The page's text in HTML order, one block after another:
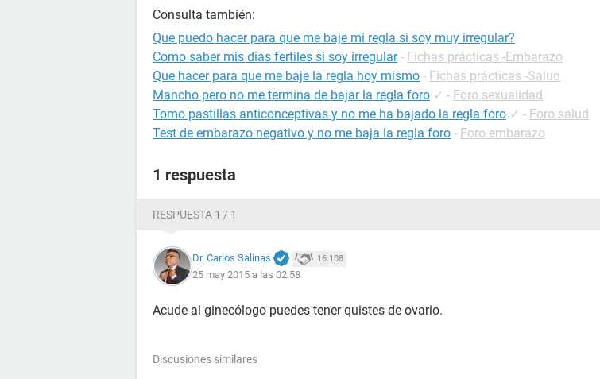
Consulta también:
Que puedo hacer para que me baje mi regla si soy muy irregular?
Como saber mis dias fertiles si soy irregular - Fichas prácticas -Embarazo
Que hacer para que me baje la regla hoy mismo - Fichas prácticas -Salud
Mancho pero no me termina de bajar la regla foro ✓ - Foro sexualidad
Tomo pastillas anticonceptivas y no me ha bajado la regla foro ✓ - Foro salud
Test de embarazo negativo y no me baja la regla foro - Foro embarazo
1 respuesta
RESPUESTA 1 / 1
Dr. Carlos Salinas 16.108
25 may 2015 a las 02:58
Acude al ginecólogo puedes tener quistes de ovario.
Discusiones similares